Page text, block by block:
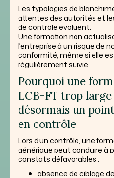
Les typologies de
attentes des autorités et
de contrôle évoluent.
Une formation non
l’entreprise à un risque de
conformité, même si elle
régulièrement suivie.
Pourquoi une
LCB-FT trop large
désormais un
en contrôle
Lors d’un contrôle, une
générique peut conduire à
constats défavorables :
absence de ciblage